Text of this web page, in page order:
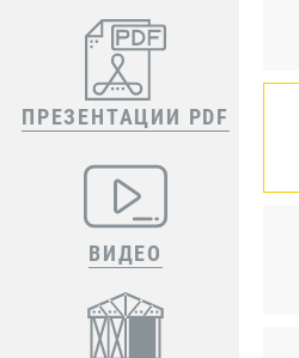
ПРЕЗЕНТАЦИИ PDF
ВИДЕО